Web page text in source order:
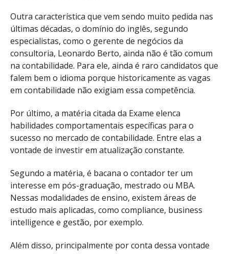
Outra característica que vem sendo muito pedida nas
últimas décadas, o domínio do inglês, segundo
especialistas, como o gerente de negócios da
consultoria, Leonardo Berto, ainda não é tão comum
na contabilidade. Para ele, ainda é raro candidatos que
falem bem o idioma porque historicamente as vagas
em contabilidade não exigiam essa competência.
Por último, a matéria citada da Exame elenca
habilidades comportamentais específicas para o
sucesso no mercado de contabilidade. Entre elas a
vontade de investir em atualização constante.
Segundo a matéria, é bacana o contador ter um
interesse em pós-graduação, mestrado ou MBA.
Nessas modalidades de ensino, existem áreas de
estudo mais aplicadas, como compliance, business
intelligence e gestão, por exemplo.
Além disso, principalmente por conta dessa vontade